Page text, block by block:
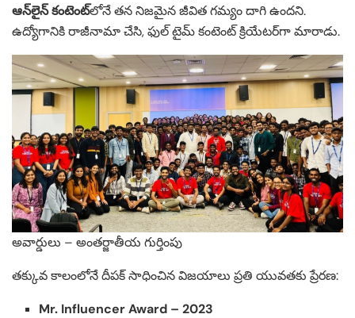
ఆన్‌లైన్ కంటెంట్‌లోనే తన నిజమైన జీవిత గమ్యం దాగి ఉందని.
ఉద్యోగానికి రాజీనామా చేసి, ఫుల్ టైమ్ కంటెంట్ క్రియేటర్‌గా మారాడు.
అవార్డులు – అంతర్జాతీయ గుర్తింపు
తక్కువ కాలంలోనే దీపక్ సాధించిన విజయాలు ప్రతి యువతకు ప్రేరణ:
Mr. Influencer Award – 2023